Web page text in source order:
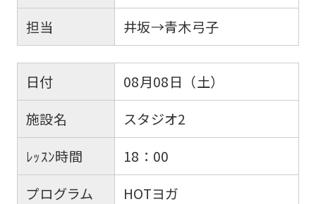
担当
井坂→青木弓子
日付
08月08日（土）
施設名
スタジオ2
ﾚｯｽﾝ時間
18：00
プログラム
HOTヨガ